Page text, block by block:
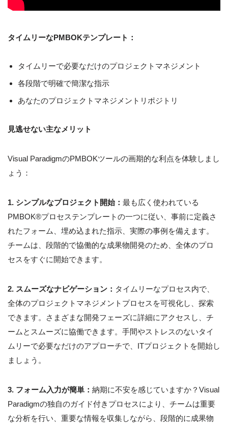
タイムリーなPMBOKテンプレート：
タイムリーで必要なだけのプロジェクトマネジメント
各段階で明確で簡潔な指示
あなたのプロジェクトマネジメントリポジトリ
見逃せない主なメリット
Visual ParadigmのPMBOKツールの画期的な利点を体験しまし
ょう：
1. シンプルなプロジェクト開始： 最も広く使われている
PMBOK®プロセステンプレートの一つに従い、事前に定義さ
れたフォーム、埋め込まれた指示、実際の事例を備えます。
チームは、段階的で協働的な成果物開発のため、全体のプロ
セスをすぐに開始できます。
2. スムーズなナビゲーション： タイムリーなプロセス内で、
全体のプロジェクトマネジメントプロセスを可視化し、探索
できます。さまざまな開発フェーズに詳細にアクセスし、チ
ームとスムーズに協働できます。手間やストレスのないタイ
ムリーで必要なだけのアプローチで、ITプロジェクトを開始し
ましょう。
3. フォーム入力が簡単： 納期に不安を感じていますか？Visual
Paradigmの独自のガイド付きプロセスにより、チームは重要
な分析を行い、重要な情報を収集しながら、段階的に成果物